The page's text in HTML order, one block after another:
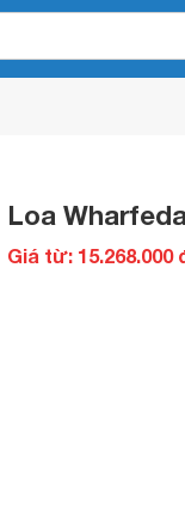
Loa
Giá từ: 15.268.000